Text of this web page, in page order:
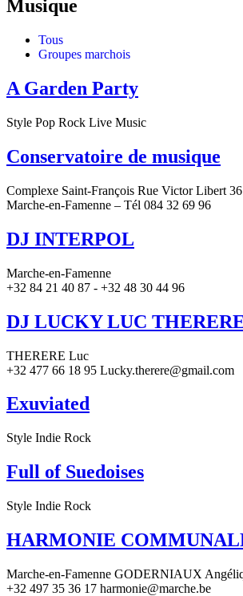
Musique
Tous
Groupes marchois
A Garden Party
Style Pop Rock Live Music
Conservatoire de musique
Complexe Saint-François Rue Victor Libert
Marche-en-Famenne – Tél 084 32 69 96
DJ INTERPOL
Marche-en-Famenne
+32 84 21 40 87 - +32 48 30 44 96
DJ LUCKY LUC
THERERE Luc
+32 477 66 18 95 Lucky.therere@gmail.com
Exuviated
Style Indie Rock
Full of Suedoises
Style Indie Rock
HARMONIE
Marche-en-Famenne GODERNIAUX
+32 497 35 36 17 harmonie@marche.be